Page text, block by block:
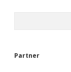
e
Partner